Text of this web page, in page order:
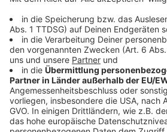
Anzeige
Gut 24 Stunden ging es hin und her.
hatte die Polizei den Müllsammler
genommen, nachdem er seine
haben soll. Dann hat das
ausgestellt, woraufhin der Mann in